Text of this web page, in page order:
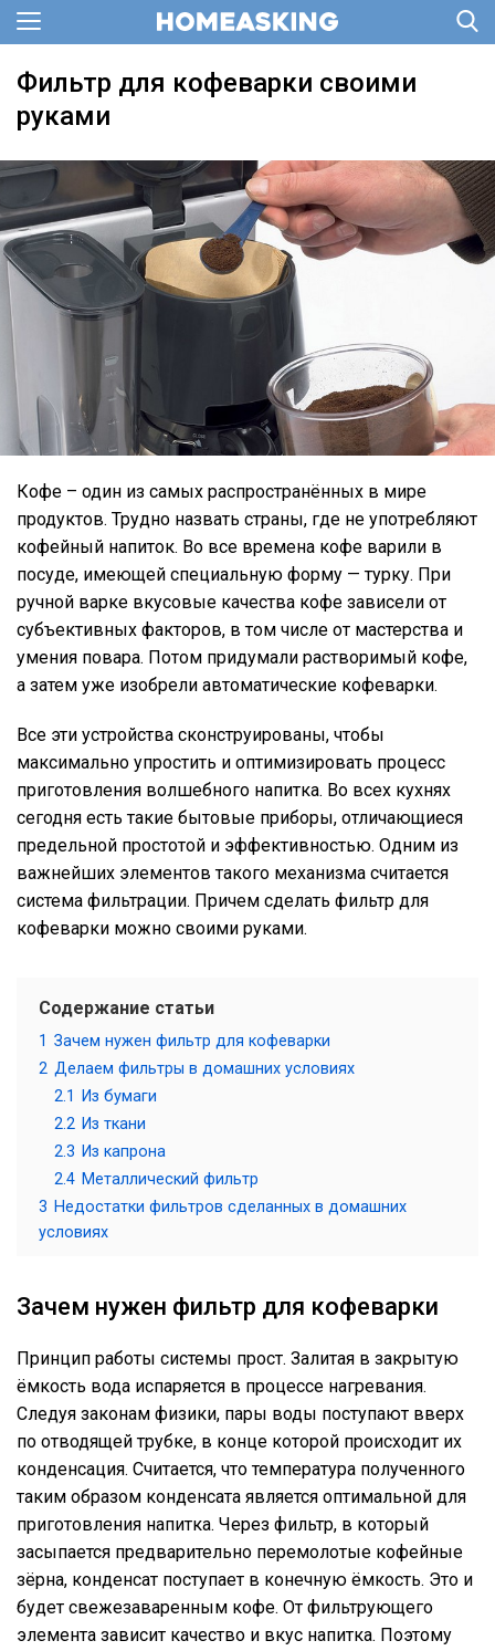
Фильтр для кофеварки своими
руками
Кофе – один из самых распространённых в мире
продуктов. Трудно назвать страны, где не употребляют
кофейный напиток. Во все времена кофе варили в
посуде, имеющей специальную форму — турку. При
ручной варке вкусовые качества кофе зависели от
субъективных факторов, в том числе от мастерства и
умения повара. Потом придумали растворимый кофе,
а затем уже изобрели автоматические кофеварки.
Все эти устройства сконструированы, чтобы
максимально упростить и оптимизировать процесс
приготовления волшебного напитка. Во всех кухнях
сегодня есть такие бытовые приборы, отличающиеся
предельной простотой и эффективностью. Одним из
важнейших элементов такого механизма считается
система фильтрации. Причем сделать фильтр для
кофеварки можно своими руками.
Содержание статьи
1 Зачем нужен фильтр для кофеварки
2 Делаем фильтры в домашних условиях
2.1
Из бумаги
2.2 Из ткани
2.3 Из капрона
2.4 Металлический фильтр
3 Недостатки фильтров сделанных в домашних
условиях
Зачем нужен фильтр для кофеварки
Принцип работы системы прост. Залитая в закрытую
ёмкость вода испаряется в процессе нагревания.
Следуя законам физики, пары воды поступают вверх
по отводящей трубке, в конце которой происходит их
конденсация. Считается, что температура полученного
таким образом конденсата является оптимальной для
приготовления напитка. Через фильтр, в который
засыпается предварительно перемолотые кофейные
зёрна, конденсат поступает в конечную ёмкость. Это и
будет свежезаваренным кофе. От фильтрующего
элемента зависит качество и вкус напитка. Поэтому